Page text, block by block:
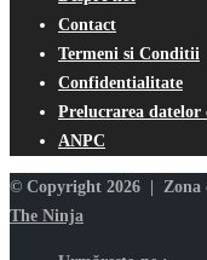
Contact
Termeni si Conditii
Confidentialitate
Prelucrarea datelor
ANPC
© Copyright 2026 | Zona
The Ninja